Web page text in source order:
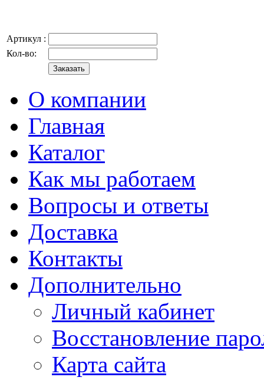
Артикул :
Кол-во:
О компании
Главная
Каталог
Как мы работаем
Вопросы и ответы
Доставка
Контакты
Дополнительно
Личный кабинет
Восстановление
Карта сайта